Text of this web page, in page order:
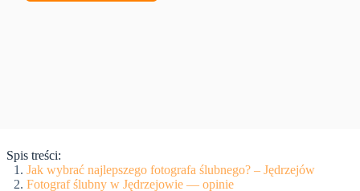
Spis treści:
Jak wybrać najlepszego fotografa ślubnego? – Jędrzejów
Fotograf ślubny w Jędrzejowie — opinie